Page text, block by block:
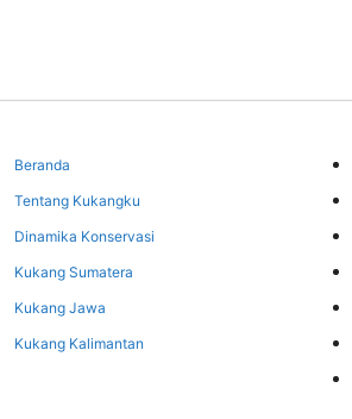
Beranda
Tentang Kukangku
Dinamika Konservasi
Kukang Sumatera
Kukang Jawa
Kukang Kalimantan